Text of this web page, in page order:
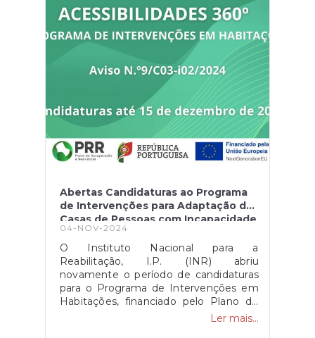
atempadamente! Vai ser um momento
mágico que promete animar os mais
pequenos e envolver toda a
comunidade no espírito natalício.
Inscreve-te na Junta de Freguesia ou
por email para garantir o teu lugar
nesta experiência única!Inscrições de
24/11 a 08/12 na Junta de Freguesia de
Parada ou por email
(jfparada@live.com).Toda a
documentação e os regulamentos
estão disponíveis na página da Junta
Abertas Candidaturas ao Programa
de Intervenções para Adaptação de
Casas de Pessoas com Incapacidade
04-NOV-2024
O Instituto Nacional para a
Reabilitação, I.P. (INR) abriu
novamente o período de candidaturas
para o Programa de Intervenções em
Habitações, financiado pelo Plano de
Recuperação e Resiliência (PRR), que
Ler mais...